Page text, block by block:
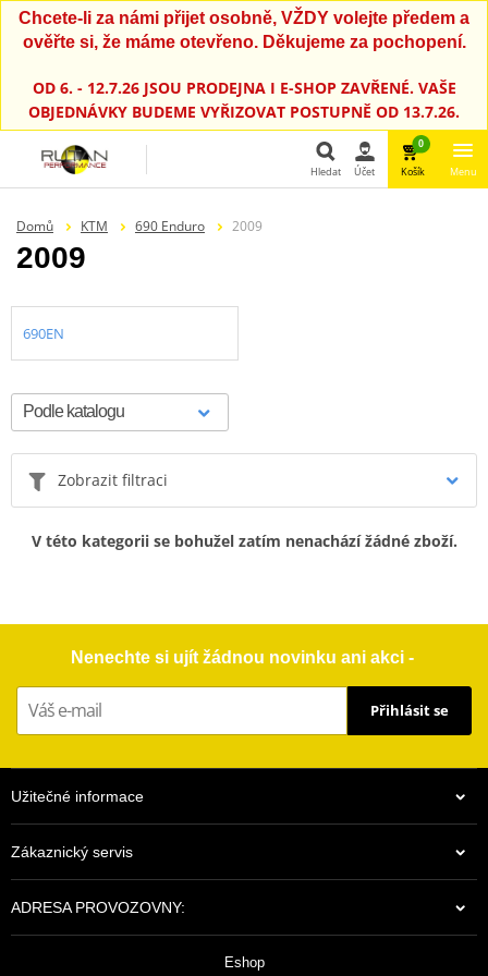
Chcete-li za námi přijet osobně, VŽDY volejte předem a
ověřte si, že máme otevřeno. Děkujeme za pochopení.
OD 6. - 12.7.26 JSOU PRODEJNA I E-SHOP ZAVŘENÉ. VAŠE
OBJEDNÁVKY BUDEME VYŘIZOVAT POSTUPNĚ OD 13.7.26.
Hledat Účet
0
Košík Menu
Domů KTM 690 Enduro 2009
2009
690EN
Zobrazit filtraci
V této kategorii se bohužel zatím nenachází žádné zboží.
Nenechte si ujít žádnou novinku ani akci -
Přihlásit se
Užitečné informace
Zákaznický servis
ADRESA PROVOZOVNY:
Eshop